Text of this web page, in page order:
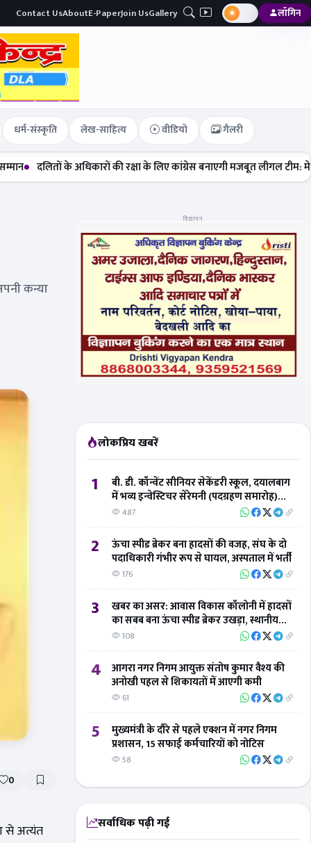
Contact UsAboutE-PaperJoin UsGallery लॉगिन
धर्म-संस्कृति लेख-साहित्य वीडियो गैलरी
के अधिकारों की रक्षा के लिए कांग्रेस बनाएगी मजबूत लीगल टीम: मेघा सेहरा
कन्या
0
से अत्यंत
विज्ञापन
लोकप्रिय खबरें
1
बी. डी. कॉन्वेंट सीनियर सेकेंडरी स्कूल, दयालबाग
में भव्य इन्वेस्टिचर सेरेमनी (पदग्रहण समारोह)
संपन्न
487
2
ऊंचा स्पीड ब्रेकर बना हादसों की वजह, संघ के दो
पदाधिकारी गंभीर रूप से घायल, अस्पताल में भर्ती
176
3
खबर का असर: आवास विकास कॉलोनी में हादसों
का सबब बना ऊंचा स्पीड ब्रेकर उखड़ा, स्थानीय
लोगों ने 'बिंदु विस्तार न्यूज' का जताया आभार
108
4
आगरा नगर निगम आयुक्त संतोष कुमार वैश्य की
अनोखी पहल से शिकायतों में आएगी कमी
61
5
मुख्यमंत्री के दौरे से पहले एक्शन में नगर निगम
प्रशासन, 15 सफाई कर्मचारियों को नोटिस
58
सर्वाधिक पढ़ी गई